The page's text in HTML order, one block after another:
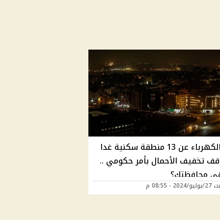
قطع الكهرباء عن 13 منطقة سكنية غدا
تخفيف الأحمال بأمر حكومي ..
محافظتك؟
- 08:55 م